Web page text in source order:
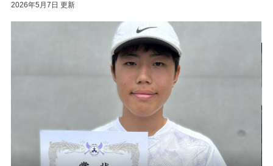
2026年5月7日 更新